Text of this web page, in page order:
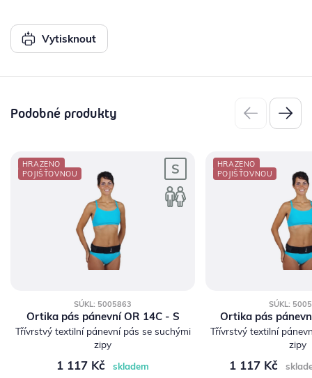
Vytisknout
Podobné produkty
HRAZENO
POJIŠŤOVNOU
SÚKL: 5005863
Ortika pás pánevní OR 14C - S
Třívrstvý textilní pánevní pás se suchými
zipy
1 117 Kč skladem
HRAZENO
POJIŠŤOVNOU
SÚKL:
Ortika pás
Třívrstvý textilní
zipy
1 117 Kč